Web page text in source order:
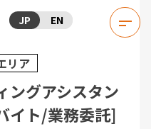
JP EN
リア
ングアシスタン
イト/業務委託]